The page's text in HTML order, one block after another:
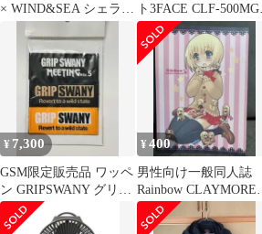
× WIND&SEA シェラフ
寝袋 ネイバーフッド
ト3FACE CLF-500MG
モスグリーン
¥ 7,300
GSM限定販売品 ワッペ
ン GRIPSWANY グリッ
プスワニー ミーティン
グ
¥400
男性向け一般同人誌
Rainbow CLAYMORE
コミケ限定